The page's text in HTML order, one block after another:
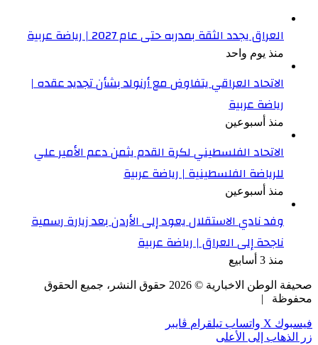
العراق يجدد الثقة بمدربه حتى عام 2027 | رياضة عربية
منذ يوم واحد
الاتحاد العراقي يتفاوض مع أرنولد بشأن تجديد عقده |
رياضة عربية
منذ أسبوعين
الاتحاد الفلسطيني لكرة القدم يثمن دعم الأمير علي
للرياضة الفلسطينية | رياضة عربية
منذ أسبوعين
وفد نادي الاستقلال يعود إلى الأردن بعد زيارة رسمية
ناجحة إلى العراق | رياضة عربية
منذ 3 أسابيع
صحيفة الوطن الاخبارية © 2026 حقوق النشر، جميع الحقوق
محفوظة |
فيسبوك ‫X واتساب تيلقرام ڤايبر
زر الذهاب إلى الأعلى